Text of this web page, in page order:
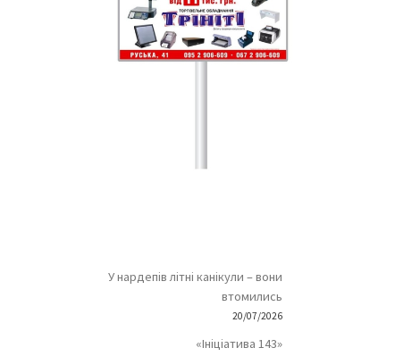
У нардепів літні канікули – вони
втомились
20/07/2026
«Ініціатива 143»